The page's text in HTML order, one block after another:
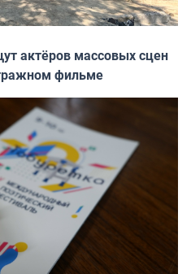
актёров массовых сцен
фильме